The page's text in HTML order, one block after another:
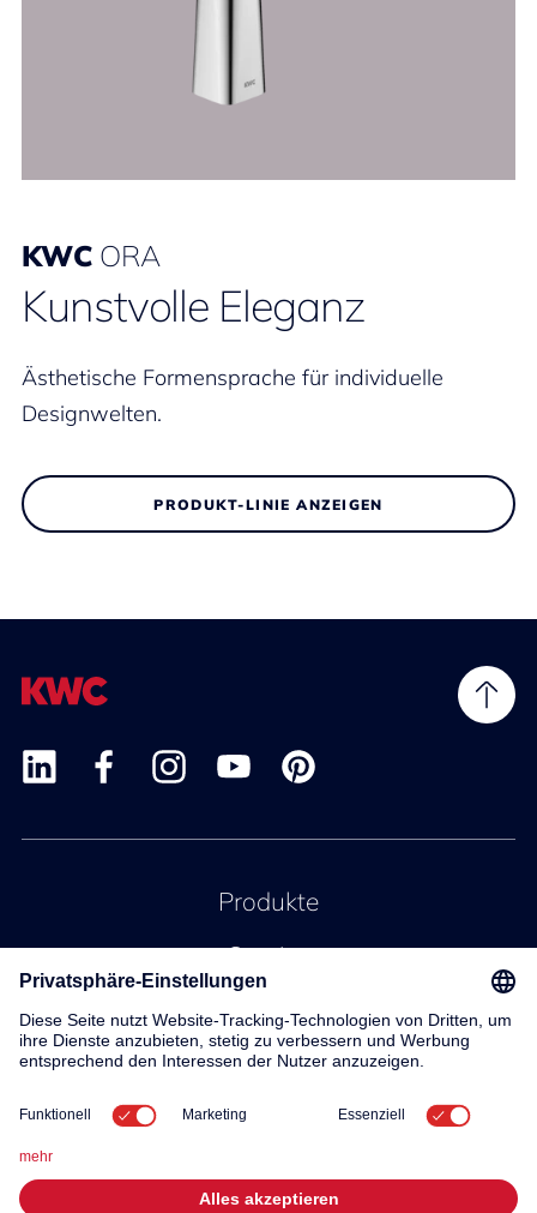
KWC ORA
Kunstvolle Eleganz
Ästhetische Formensprache für individuelle
Designwelten.
PRODUKT-LINIE ANZEIGEN
Produkte
Service
Kontakt
Über uns